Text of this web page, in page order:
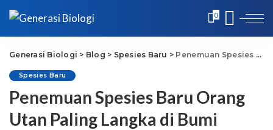
0
Generasi Biologi > Blog > Spesies Baru > Penemuan Spesies Baru Orang Utan Paling Langka di Bumi
Spesies Baru
Penemuan Spesies Baru Orang
Utan Paling Langka di Bumi